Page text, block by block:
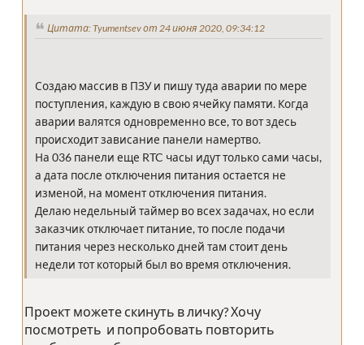
Цитата: Tyumentsev от 24 июня 2020, 09:34:12
Создаю массив в ПЗУ и пишу туда аварии по мере
поступления, каждую в свою ячейку памяти. Когда
аварии валятся одновременно все, то вот здесь
происходит зависание панели намертво.
На 036 панели еще RTC часы идут только сами часы,
а дата после отключения питания остается не
изменой, на момент отключения питания.
Делаю недельный таймер во всех задачах, но если
заказчик отключает питание, то после подачи
питания через несколько дней там стоит день
недели тот который был во время отключения.
Проект можете скинуть в личку? Хочу
посмотреть и попробовать повторить